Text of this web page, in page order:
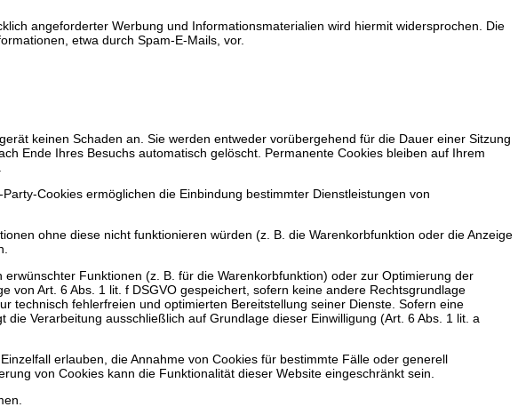
angeforderter Werbung und Informationsmaterialien wird hiermit widersprochen. Die
etwa durch Spam-E-Mails, vor.
keinen Schaden an. Sie werden entweder vorübergehend für die Dauer einer Sitzung
Ende Ihres Besuchs automatisch gelöscht. Permanente Cookies bleiben auf Ihrem
Cookies ermöglichen die Einbindung bestimmter Dienstleistungen von
ohne diese nicht funktionieren würden (z. B. die Warenkorbfunktion oder die Anzeige
Funktionen (z. B. für die Warenkorbfunktion) oder zur Optimierung der
Art. 6 Abs. 1 lit. f DSGVO gespeichert, sofern keine andere Rechtsgrundlage
technisch fehlerfreien und optimierten Bereitstellung seiner Dienste. Sofern eine
Verarbeitung ausschließlich auf Grundlage dieser Einwilligung (Art. 6 Abs. 1 lit. a
erlauben, die Annahme von Cookies für bestimmte Fälle oder generell
von Cookies kann die Funktionalität dieser Website eingeschränkt sein.